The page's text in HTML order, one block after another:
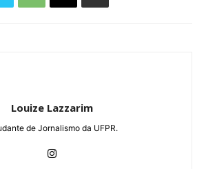
Louize Lazzarim
de Jornalismo da UFPR.